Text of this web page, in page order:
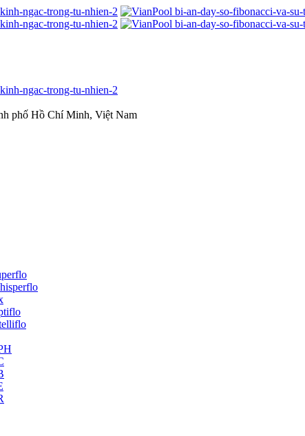
phố Hồ Chí Minh, Việt Nam